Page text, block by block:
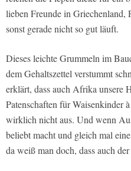
lieben Freunde in Griechenland,
sonst gerade nicht so gut läuft.
Dieses leichte Grummeln im
dem Gehaltszettel verstummt
erklärt, dass auch Afrika unsere
Patenschaften für Waisenkinder
wirklich nicht aus. Und wenn
beliebt macht und gleich mal
da weiß man doch, dass auch